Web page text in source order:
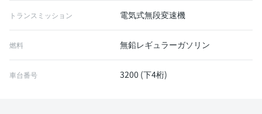
トランスミッション 電気式無段変速機
燃料 無鉛レギュラーガソリン
車台番号 3200 (下4桁)